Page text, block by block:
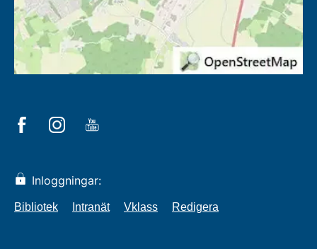
Inloggningar:
Bibliotek Intranät Vklass Redigera